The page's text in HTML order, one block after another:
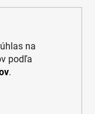
na
podľa
.